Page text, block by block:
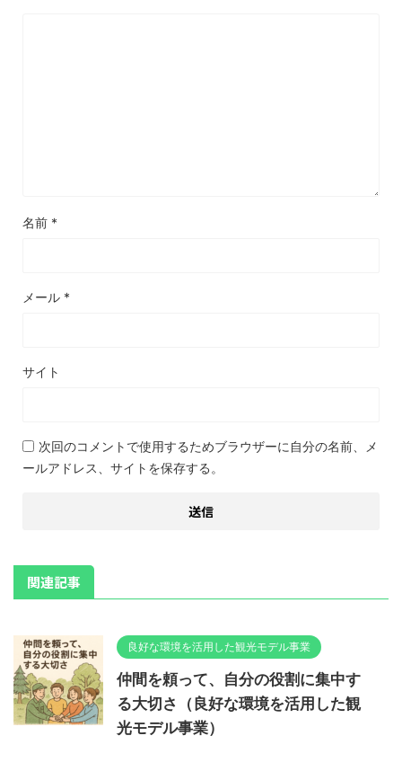
名前 *
メール *
サイト
次回のコメントで使用するためブラウザーに自分の名前、メ
ールアドレス、サイトを保存する。
関連記事
良好な環境を活用した観光モデル事業
仲間を頼って、自分の役割に集中す
る大切さ（良好な環境を活用した観
光モデル事業）